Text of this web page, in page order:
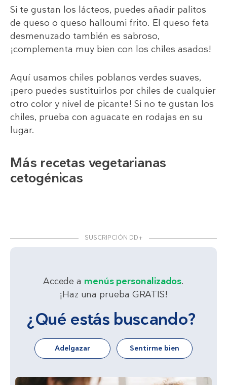
Si te gustan los lácteos, puedes añadir palitos
de queso o queso halloumi frito. El queso feta
desmenuzado también es sabroso,
¡complementa muy bien con los chiles asados!
Aquí usamos chiles poblanos verdes suaves,
¡pero puedes sustituirlos por chiles de cualquier
otro color y nivel de picante! Si no te gustan los
chiles, prueba con aguacate en rodajas en su
lugar.
Más recetas vegetarianas
cetogénicas
SUSCRIPCIÓN DD+
Accede a menús personalizados.
¡Haz una prueba GRATIS!
¿Qué estás buscando?
Adelgazar Sentirme bien